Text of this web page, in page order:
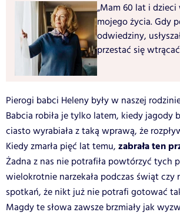
„Mam 60 lat i dzieci
mojego życia. Gdy
odwiedziny,
przestać się
Pierogi babci Heleny były w naszej
Babcia robiła je tylko latem, kiedy jagody
ciasto wyrabiała z taką wprawą, że
Kiedy zmarła pięć lat temu, zabrała ten
Żadna z nas nie potrafiła powtórzyć tych
wielokrotnie narzekała podczas świąt czy
spotkań, że nikt już nie potrafi gotować
Magdy te słowa zawsze brzmiały jak